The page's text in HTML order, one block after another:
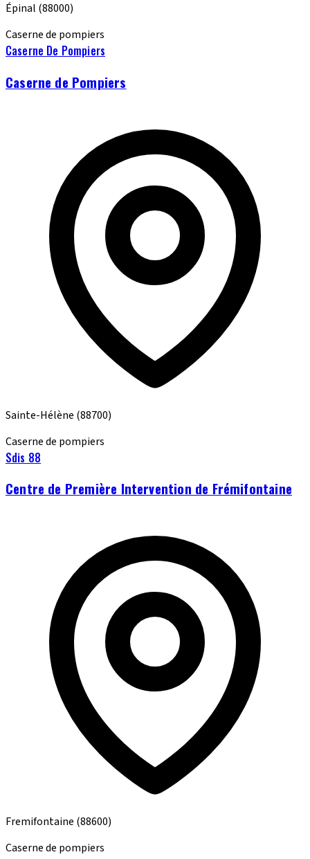
Épinal (88000)
Caserne de pompiers
Caserne De Pompiers
Caserne de Pompiers
Sainte-Hélène (88700)
Caserne de pompiers
Sdis 88
Centre de Première Intervention de Frémifontaine
Fremifontaine (88600)
Caserne de pompiers